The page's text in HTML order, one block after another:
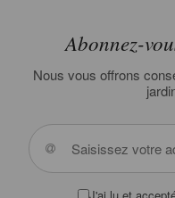
Abonnez-
Nous vous offrons